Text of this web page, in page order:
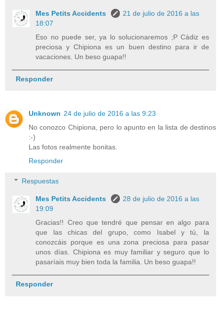
Mes Petits Accidents
21 de julio de 2016 a las
18:07
Eso no puede ser, ya lo solucionaremos ;P Cádiz es
preciosa y Chipiona es un buen destino para ir de
vacaciones. Un beso guapa!!
Responder
Unknown 24 de julio de 2016 a las 9:23
No conozco Chipiona, pero lo apunto en la lista de destinos
:-)
Las fotos realmente bonitas.
Responder
Respuestas
Mes Petits Accidents
28 de julio de 2016 a las
19:09
Gracias!! Creo que tendré que pensar en algo para
que las chicas del grupo, como Isabel y tú, la
conozcáis porque es una zona preciosa para pasar
unos días. Chipiona es muy familiar y seguro que lo
pasaríais muy bien toda la familia. Un beso guapa!!
Responder